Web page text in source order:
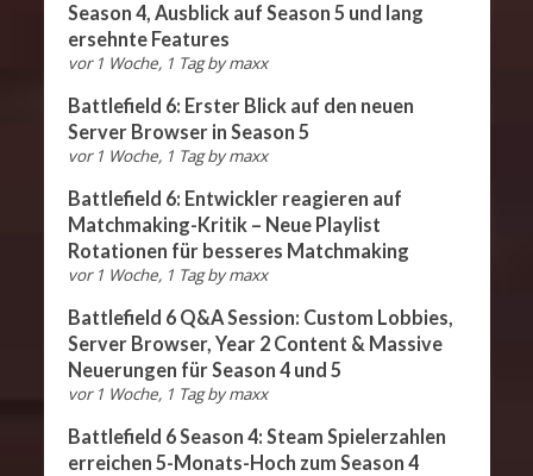
Season 4, Ausblick auf Season 5 und lang
ersehnte Features
vor 1 Woche, 1 Tag bymaxx
Battlefield 6: Erster Blick auf den neuen
Server Browser in Season 5
vor 1 Woche, 1 Tag bymaxx
Battlefield 6: Entwickler reagieren auf
Matchmaking-Kritik – Neue Playlist
Rotationen für besseres Matchmaking
vor 1 Woche, 1 Tag bymaxx
Battlefield 6 Q&A Session: Custom Lobbies,
Server Browser, Year 2 Content & Massive
Neuerungen für Season 4 und 5
vor 1 Woche, 1 Tag bymaxx
Battlefield 6 Season 4: Steam Spielerzahlen
erreichen 5-Monats-Hoch zum Season 4